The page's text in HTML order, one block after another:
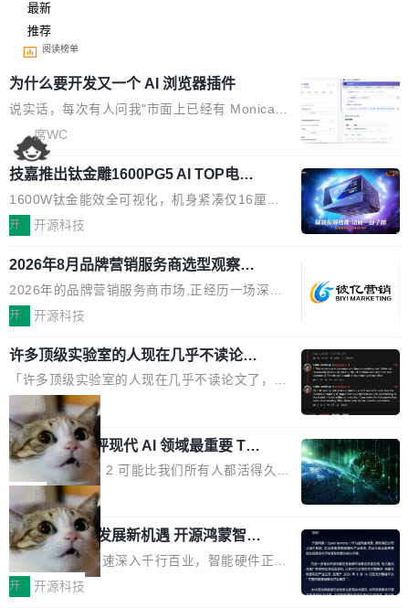
最新
推荐
阅读榜单
为什么要开发又一个 AI 浏览器插件
说实话，每次有人问我"市面上已经有 Monica、
Sider、Copilot for Chrome 这些 AI 浏览器插件
了，你为什么还要再做一个"，我都觉得这个问题
问得好。 因为我自己也是从用户变成开发者的。
现有产品的天花板 我用过不少 AI 浏览器插件。
刚开始觉得都挺好——选中一段文字，弹出解
要。但用久了你会发现，它们本质上都是同一类
东西：一个带网页上下文的聊天框。 它们能读取
页面的文本，然后把文本丢给大模型，再返回一
段回答。仅此而已。 这当然有用，但总觉得差点
意思。比如我在一个后台管理系统里，需要填50
个表单字段，每个字段还有联动逻辑；比如我
想...
席WC
技嘉推出钛金雕1600PG5 AI TOP电
源：为发烧级主机与本地AI算力打造旗
舰供电方案
1600W钛金能效全可视化，机身紧凑仅16厘米
继2026台北电脑展首度亮相后，技嘉科技近日正
电源专为发烧级DIY主机与本地AI算力平台打
造，整机长度仅16厘米，提供1600W额定功率
与80PLUS钛金能效；支持ATX 3.1与PCIe 5.1
规范，结合服务器级元件、完善供电线材与内置
实时LCD监控屏，可充分满足当下高阶PC主机
的严苛使用需求。 澎湃功率，紧凑机身 钛金雕1
600PG5 AI TOP具备强悍输出功率，同时实现
机身尺寸大幅精简。整机长度仅16厘米，属于同
功率段机身尺寸十分紧凑的1600W电源产品。小
巧机身有效提升市面主流标准A...
开 开源科技
2026年8月品牌营销服务商选型观察：
从流量思维到品牌资产思维的范式转移
2026年的品牌营销服务商市场,正经历一场深刻
的价值重构。全球全案品牌代理机构市场从2025
复合增长率达5.44%,预计2032年将突破120亿美
元。数字广告与公共关系相关服务市场更是从20
25年的8463亿美元扩张至2026年的8763亿美
元。数字的背后是一个清晰的事实——品牌对专
业化营销服务的需求从未如此迫切。 但市场扩容
的同时,服务商的竞争逻辑正在改变。2026年Top
Agency年度合辑的观察指出,“产品”这个离消费
者最近的载体,在整个品牌营销层面的权重显著变
高了。全域营销服务商的竞争正在从规模转向深
度,案例厚度、全域覆盖、多线协同...
开 开源科技
许多顶级实验室的人现在几乎不读论文
了
「许多顶级实验室的人现在几乎不读论文了，而
且他们认为 ICLR/ICML/NeurIPS 充斥着大量过
度宣传和欺诈。」 OpenAI 研究员 Keller Jorda
n 这条推文引发了广泛讨论。他不是在说风凉
话，他是说出了一个圈内人尽皆知但很少公开捅
破的事实。 Jordan 随后补充了一句软化声明：
「我不认为这些会议上大部分论文都在过度宣传
或造假。问题是，作为读者，如果你筛选出那些
看起来最令人兴奋的论文，那它们大部分都是过
度宣传的。」 这才是真正的痛点。不是所有论文
都有问题，是最吸引眼球的那批论文最有问题。
局
xAI 前工程师评现代 AI 领域最重要 Top
3 开源项目
Flash Attention 2 可能比我们所有人都活得久。
这句话不是来自某个技术博客，而是出自 Hieu
Pham 的一条推文。Hieu Pham 是谁？他是 xAI
的早期工程师之一，在 Grok 训练基础设施团队
工作过。近日他在 X 上发了一条帖子，列出了他
认为现代 AI 领域最重要的三个开源项目。 第一
局
共商智能硬件发展新机遇 开源鸿蒙智能
硬件开发者日杭州站即将举行
随着万物智联加速深入千行百业，智能硬件正从
单点设备迈向智能化、网联化、协同化发展。作
开 开源科技